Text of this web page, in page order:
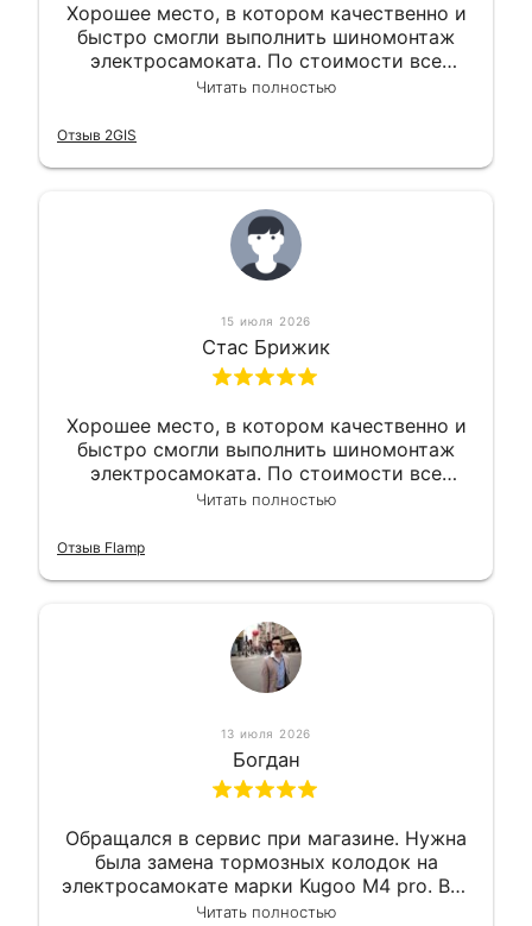
Хорошее место, в котором качественно и
быстро смогли выполнить шиномонтаж
электросамоката. По стоимости все
вышло вообще приемлемо хочу сказать.
Читать полностью
Отзыв 2GIS
15 июля 2026
Стас Брижик
Хорошее место, в котором качественно и
быстро смогли выполнить шиномонтаж
электросамоката. По стоимости все
вышло вообще приемлемо хочу сказать.
Читать полностью
Отзыв Flamp
13 июля 2026
Богдан
Обращался в сервис при магазине. Нужна
была замена тормозных колодок на
электросамокате марки Kugoo M4 pro. Всё
сделали в лучшем виде и в максимально
Читать полностью